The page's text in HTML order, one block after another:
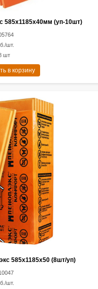
585х1185х40мм (уп-10шт)
шт.
шт
в корзину
585х1185х50 (8шт/уп)
шт.